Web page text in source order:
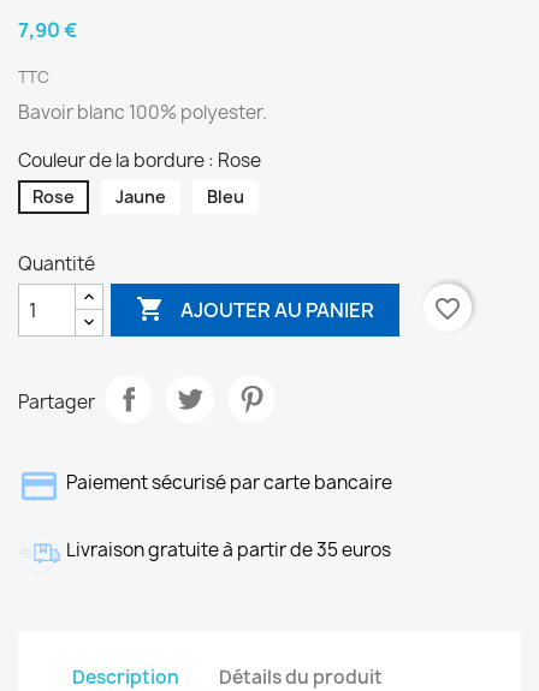
7,90 €
TTC
Bavoir blanc 100% polyester.
Couleur de la bordure : Rose
Rose Jaune Bleu
Quantité
 AJOUTER AU PANIER favorite_border
Partager
Paiement sécurisé par carte bancaire
Livraison gratuite à partir de 35 euros
Description Détails du produit